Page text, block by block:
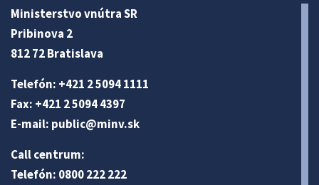
Ministerstvo vnútra SR
Pribinova 2
812 72 Bratislava
Telefón: +421 2 5094 1111
Fax: +421 2 5094 4397
E-mail: public@minv.sk
Call centrum:
Telefón: 0800 222 222